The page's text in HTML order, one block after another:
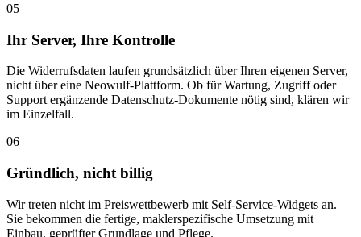
05
Ihr Server, Ihre Kontrolle
Die Widerrufsdaten laufen grundsätzlich über Ihren eigenen Server,
nicht über eine Neowulf-Plattform. Ob für Wartung, Zugriff oder
Support ergänzende Datenschutz-Dokumente nötig sind, klären wir
im Einzelfall.
06
Gründlich, nicht billig
Wir treten nicht im Preiswettbewerb mit Self-Service-Widgets an.
Sie bekommen die fertige, maklerspezifische Umsetzung mit
Einbau, geprüfter Grundlage und Pflege.